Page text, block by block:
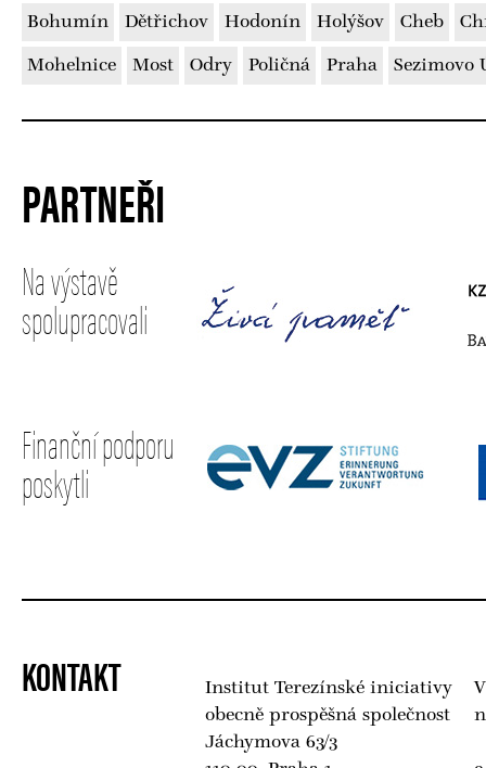
Bohumín Dětřichov Hodonín Holýšov Cheb
Mohelnice Most Odry Poličná Praha Sezimovo
PARTNEŘI
Na výstavě
spolupracovali
Finanční podporu
poskytli
KONTAKT
Institut Terezínské iniciativy
obecně prospěšná společnost
Jáchymova 63/3